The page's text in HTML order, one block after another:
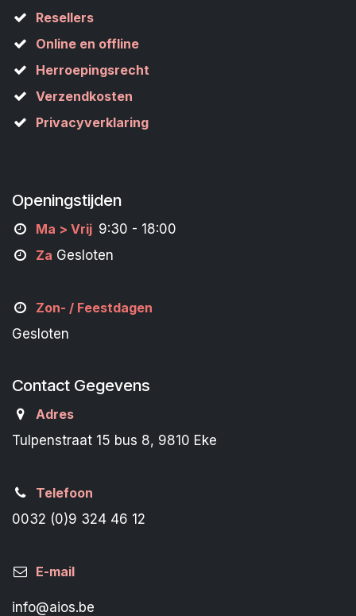
Resellers
Online en offline
Herroepingsrecht
Verzendkosten
Privacyverklaring
Openingstijden
Ma > Vrij 9:30 - 18:00
Za Gesloten
Zon- / Feestdagen
Gesloten
Contact Gegevens
Adres
Tulpenstraat 15 bus 8, 9810 Eke
Telefoon
0032 (0)9 324 46 12
E-mail
info@aios.be